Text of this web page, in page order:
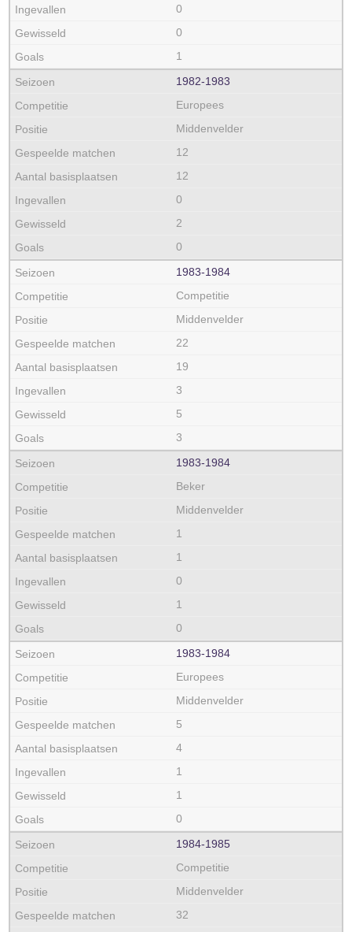
0
0
1
1982‑1983
Europees
Middenvelder
12
12
0
2
0
1983‑1984
Competitie
Middenvelder
22
19
3
5
3
1983‑1984
Beker
Middenvelder
1
1
0
1
0
1983‑1984
Europees
Middenvelder
5
4
1
1
0
1984‑1985
Competitie
Middenvelder
32